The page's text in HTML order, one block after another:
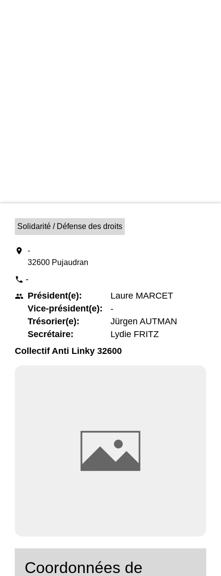
Solidarité / Défense des droits
location_on
-
32600 Pujaudran
phone -
people Président(e):
Vice-président(e):
Trésorier(e):
Secrétaire:
Laure MARCET
-
Jürgen AUTMAN
Lydie FRITZ
Collectif Anti Linky 32600
Coordonnées de